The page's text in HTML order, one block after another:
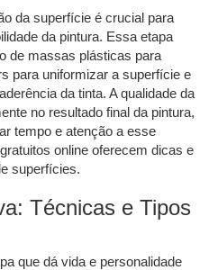
da superfície é crucial para
da pintura. Essa etapa
de massas plásticas para
para uniformizar a superfície e
da tinta. A qualidade da
no resultado final da pintura,
tempo e atenção a esse
online oferecem dicas e
superfícies.
Técnicas e Tipos
que dá vida e personalidade